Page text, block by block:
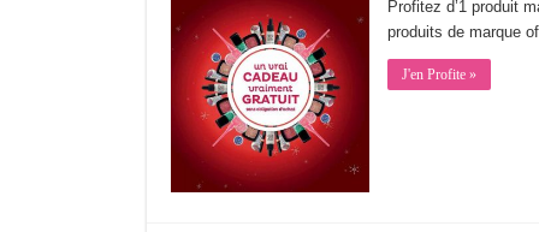
Profitez d’1 produit
produits de marque
J'en Profite »